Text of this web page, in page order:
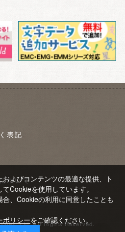
表記
ついて
Ltd. All Rights Reserved.
よびコンテンツの最適な提供、ト
Cookieを使用しています。
、Cookieの利用に同意したことも
ポリシーをご確認ください。